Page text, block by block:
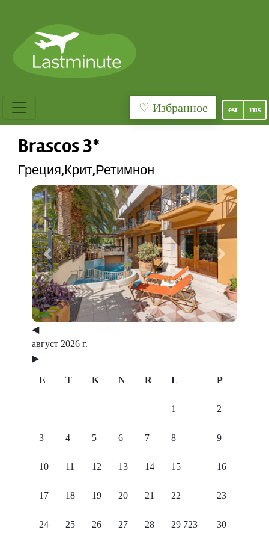
♡ Избранное est rus
Brascos 3*
Греция,Крит,Ретимнон
Previous Next
◀
август 2026 г.
▶
E T K N R L P
1 2
3 4 5 6 7 8 9
10 11 12 13 14 15 16
17 18 19 20 21 22 23
24 25 26 27 28 29 723 30